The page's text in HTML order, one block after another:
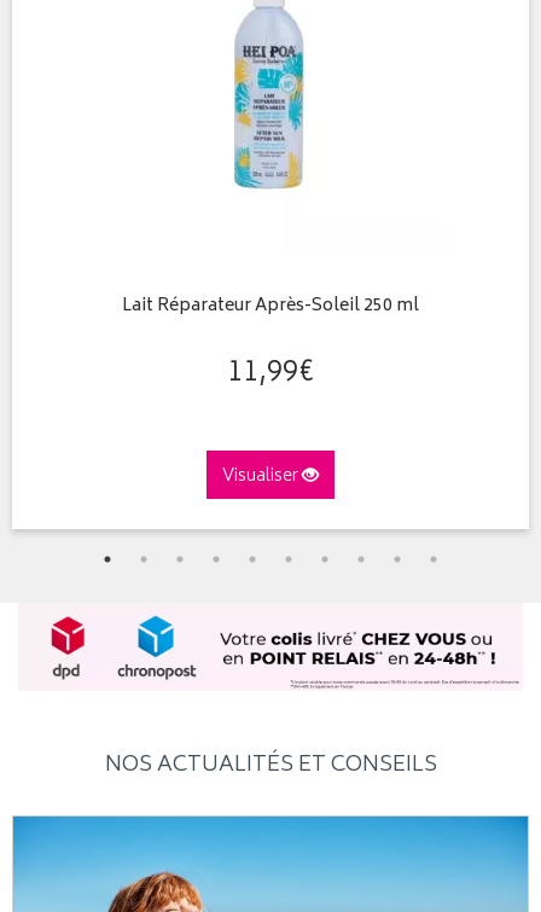
Lait Réparateur Après-Soleil 250 ml
11,99€
Visualiser
NOS ACTUALITÉS ET CONSEILS